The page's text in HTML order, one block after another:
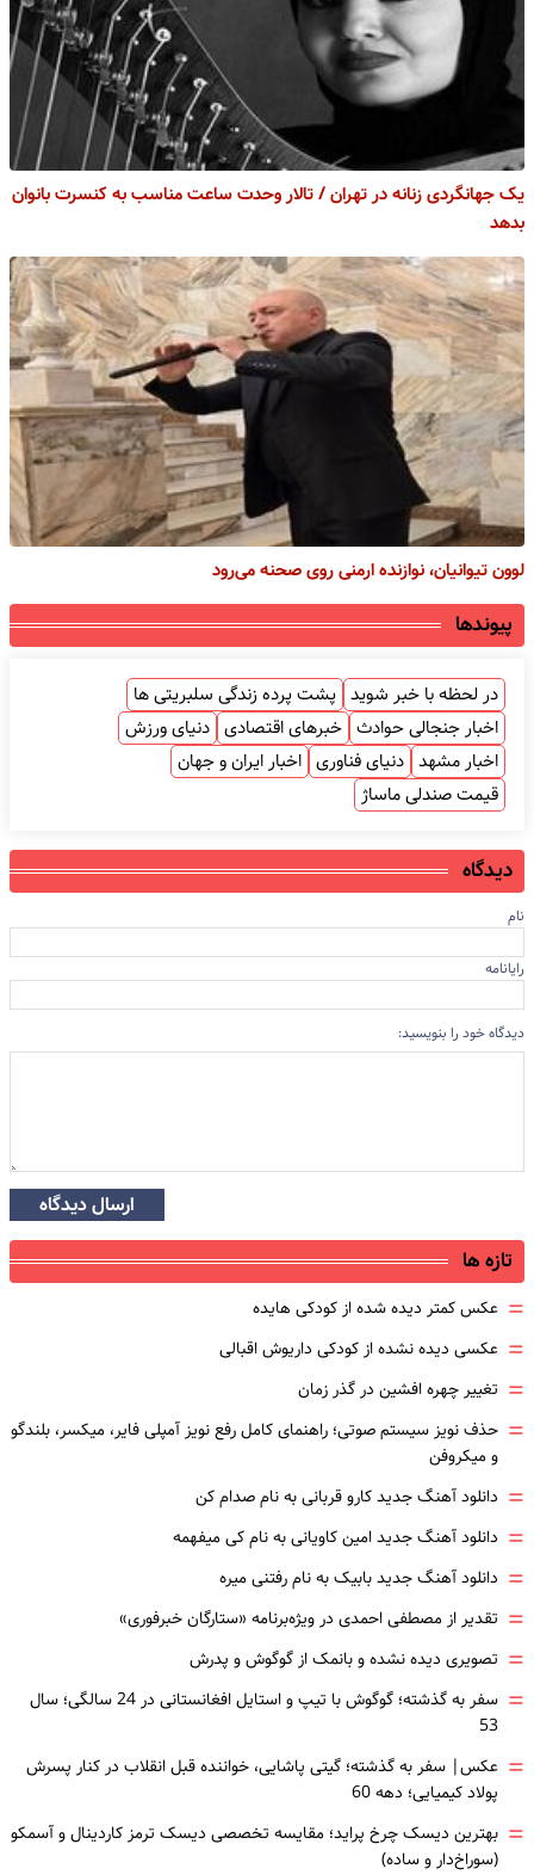
یک جهانگردی زنانه در تهران / تالار وحدت ساعت مناسب به کنسرت بانوان
بدهد
لوون تیوانیان، نوازنده ارمنی روی صحنه می‌رود
پیوندها
در لحظه با خبر شوید پشت پرده زندگی سلبریتی ها
اخبار جنجالی حوادث خبرهای اقتصادی دنیای ورزش
اخبار مشهد دنیای فناوری اخبار ایران و جهان
قیمت صندلی ماساژ
دیدگاه
نام
رایانامه
دیدگاه خود را بنویسید:
ارسال دیدگاه
تازه ها
= عکس کمتر دیده شده از کودکی هایده
= عکسی دیده نشده از کودکی داریوش اقبالی
= تغییر چهره افشین در گذر زمان
= حذف نویز سیستم صوتی؛ راهنمای کامل رفع نویز آمپلی فایر، میکسر، بلندگو
و میکروفن
= دانلود آهنگ جدید کارو قربانی به نام صدام کن
= دانلود آهنگ جدید امین کاویانی به نام کی میفهمه
= دانلود آهنگ جدید بابیک به نام رفتنی میره
= تقدیر از مصطفی احمدی در ویژه‌برنامه «ستارگان خبرفوری»
= تصویری دیده نشده و بانمک از گوگوش و پدرش
=
سفر به گذشته؛ گوگوش با تیپ و استایل افغانستانی در 24 سالگی؛ سال
53
= عکس| سفر به گذشته؛ گیتی پاشایی، خواننده قبل انقلاب در کنار پسرش
پولاد کیمیایی؛ دهه 60
= بهترین دیسک چرخ پراید؛ مقایسه تخصصی دیسک ترمز کاردینال و آسمکو
(سوراخ‌دار و ساده)